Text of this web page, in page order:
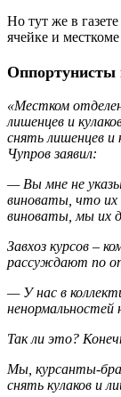
Но тут же в
ячейке и
Оппортунисты
«Местком
лишенцев и
снять лишенцев и
Чупров заявил:
— Вы мне не
виноваты, что их
виноваты, мы их
Завхоз курсов –
рассуждают по
— У нас в
ненормальностей
Так ли это?
Мы, курсанты-
снять кулаков и